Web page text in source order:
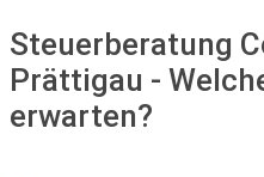
Steuerberatung
Prättigau -
erwarten?